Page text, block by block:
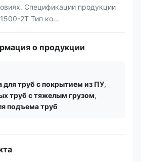
Спецификации продукции
2T Тип ко...
о продукции
для труб с покрытием из ПУ,
труб с тяжелым грузом,
подъема труб